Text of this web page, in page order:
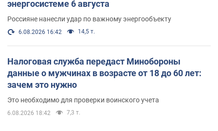
энергосистеме 6 августа
Россияне нанесли удар по важному энергообъекту
6.08.2026 16:42 14,5 т.
Налоговая служба передаст Минобороны
данные о мужчинах в возрасте от 18 до 60 лет:
зачем это нужно
Это необходимо для проверки воинского учета
6.08.2026 18:42 7,3 т.